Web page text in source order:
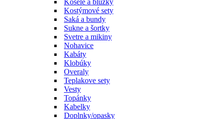
Košele a blúzky
Kostýmové sety
Saká a bundy
Sukne a šortky
Svetre a mikiny
Nohavice
Kabáty
Klobúky
Overaly
Teplakove sety
Vesty
Topánky
Kabelky
Doplnky/opasky